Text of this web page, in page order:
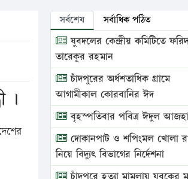
।
সর্বশেষ সর্বাধিক পঠিত
যুবদলের কেন্দ্রীয় কমিটিতে
তারেকুর রহমান
চাঁদপুরের অর্ধশতাধিক গ্রামে
আগামীকাল কোরবানির ঈদ
বৃহস্পতিবার পবিত্র ঈদুল
দোকানপাট ও শপিংমল খোলা
নিয়ে বিদ্যুৎ বিভাগের নির্দেশনা